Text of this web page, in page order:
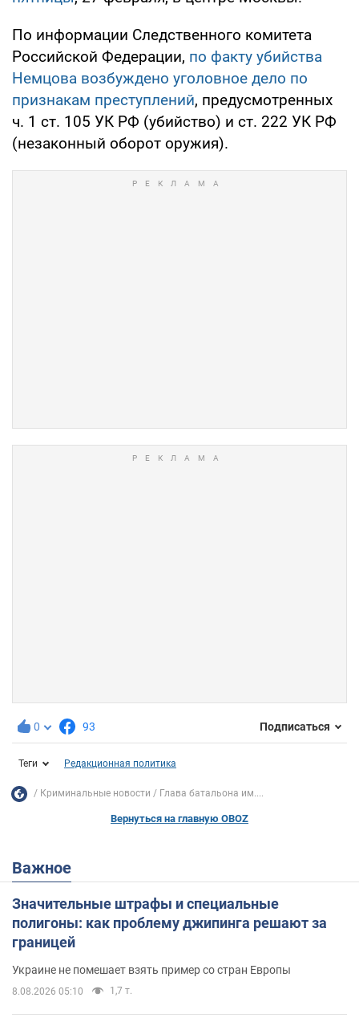
По информации Следственного комитета
Российской Федерации, по факту убийства
Немцова возбуждено уголовное дело по
признакам преступлений, предусмотренных
ч. 1 ст. 105 УК РФ (убийство) и ст. 222 УК РФ
(незаконный оборот оружия).
0 93 Подписаться
Теги Редакционная политика
Криминальные новости Глава батальона им....
Вернуться на главную OBOZ
Важное
Значительные штрафы и специальные
полигоны: как проблему джипинга решают за
границей
Украине не помешает взять пример со стран Европы
8.08.2026 05:10 1,7 т.